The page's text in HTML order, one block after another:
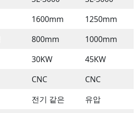
1600mm
1250mm
800mm
1000mm
30KW
45KW
CNC
CNC
전기 같은
유압